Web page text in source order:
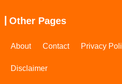
Other Pages
About Contact Privacy
Disclaimer